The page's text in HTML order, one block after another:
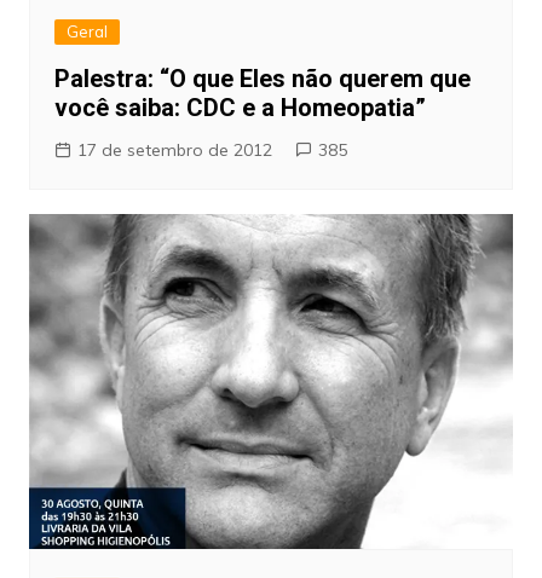
Geral
Palestra: “O que Eles não querem que
você saiba: CDC e a Homeopatia”
17 de setembro de 2012 385